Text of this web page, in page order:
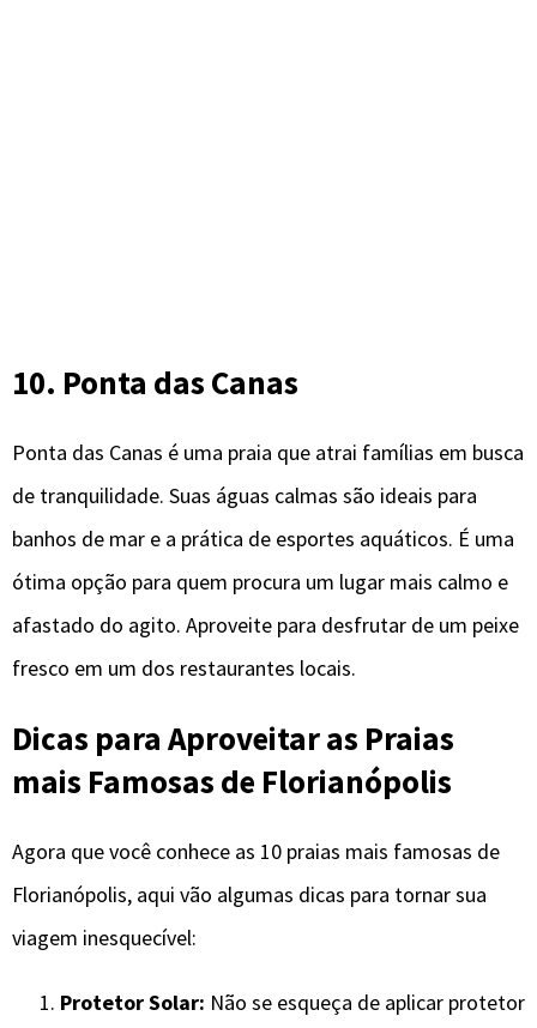
10. Ponta das Canas
Ponta das Canas é uma praia que atrai famílias em busca
de tranquilidade. Suas águas calmas são ideais para
banhos de mar e a prática de esportes aquáticos. É uma
ótima opção para quem procura um lugar mais calmo e
afastado do agito. Aproveite para desfrutar de um peixe
fresco em um dos restaurantes locais.
Dicas para Aproveitar as Praias
mais Famosas de Florianópolis
Agora que você conhece as 10 praias mais famosas de
Florianópolis, aqui vão algumas dicas para tornar sua
viagem inesquecível:
Protetor Solar: Não se esqueça de aplicar protetor